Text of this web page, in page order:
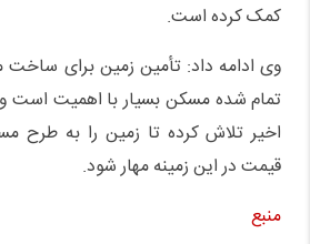
کمک کرده است.
وی ادامه داد: تأمین زمین برای
تمام شده مسکن بسیار با اهمیت است
اخیر تلاش کرده تا زمین را به طرح
قیمت در این زمینه مهار شود.
منبع